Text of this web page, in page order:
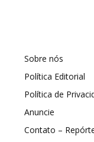
Sobre nós
Política Editorial
Política de
Anuncie
Contato –